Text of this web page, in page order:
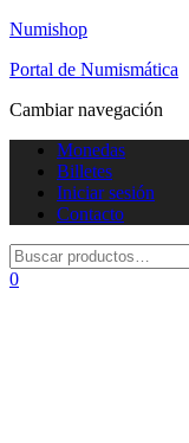
Numishop
Portal de Numismática
Cambiar navegación
Monedas
Billetes
Iniciar sesión
Contacto
0